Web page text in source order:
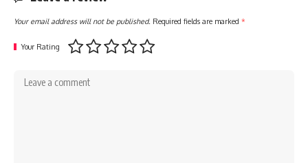
Your email address will not be published. Required fields are marked *
Your Rating